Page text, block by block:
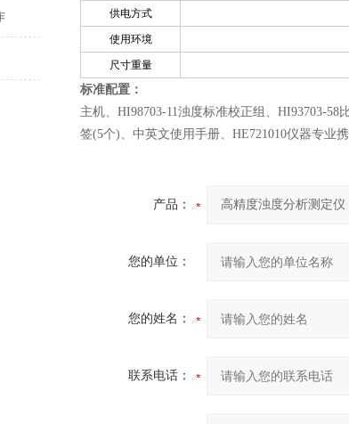
供电方式
使用环境
尺寸重量
标准配置：
主机、HI98703-11浊度标准校正组、HI93703-
签(5个)、中英文使用手册、HE721010仪器专业
产品：
您的单位：
您的姓名：
联系电话：